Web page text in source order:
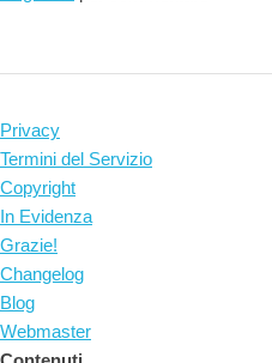
Privacy
Termini del Servizio
Copyright
In Evidenza
Grazie!
Changelog
Blog
Webmaster